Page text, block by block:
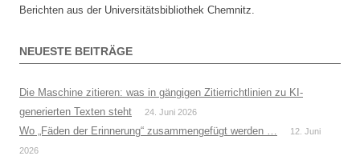
Berichten aus der Universitätsbibliothek Chemnitz.
NEUESTE BEITRÄGE
Die Maschine zitieren: was in gängigen Zitierrichtlinien zu KI-
generierten Texten steht
24. Juni 2026
Wo „Fäden der Erinnerung“ zusammengefügt werden …
12. Juni
2026